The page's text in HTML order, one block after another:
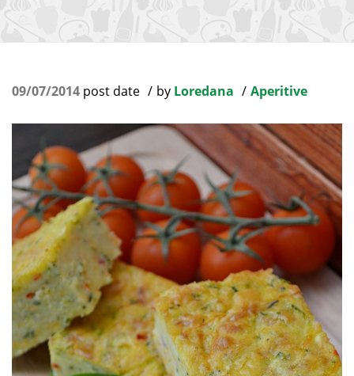
09/07/2014 post date by Loredana Aperitive